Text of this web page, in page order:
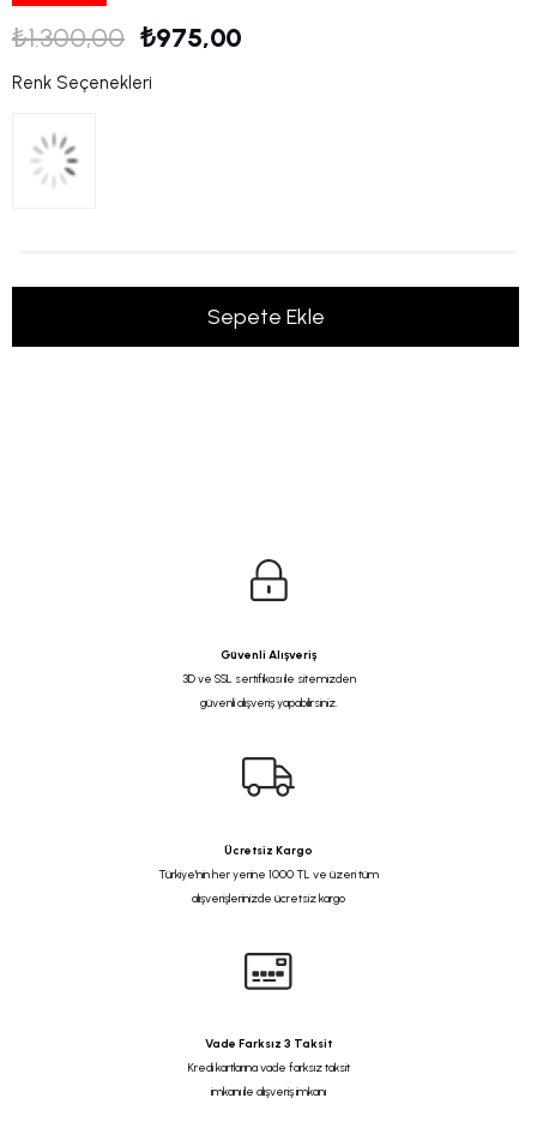
₺1.300,00 ₺975,00
Renk Seçenekleri
Güvenli Alışveriş
3D ve SSL sertifikası ile sitemizden
güvenli alışveriş yapabilirsiniz.
Ücretsiz Kargo
Türkiye'nin her yerine 1000 TL ve üzeri tüm
alışverişlerinizde ücretsiz kargo
Vade Farksız 3 Taksit
Kredi kartlarına vade farksız taksit
imkanı ile alışveriş imkanı